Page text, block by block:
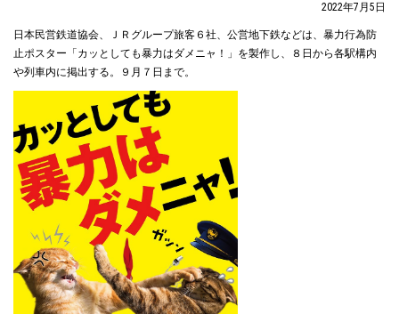
2022年7月5日
日本民営鉄道協会、ＪＲグループ旅客６社、公営地下鉄などは、暴力行為防
止ポスター「カッとしても暴力はダメニャ！」を製作し、８日から各駅構内
や列車内に掲出する。９月７日まで。